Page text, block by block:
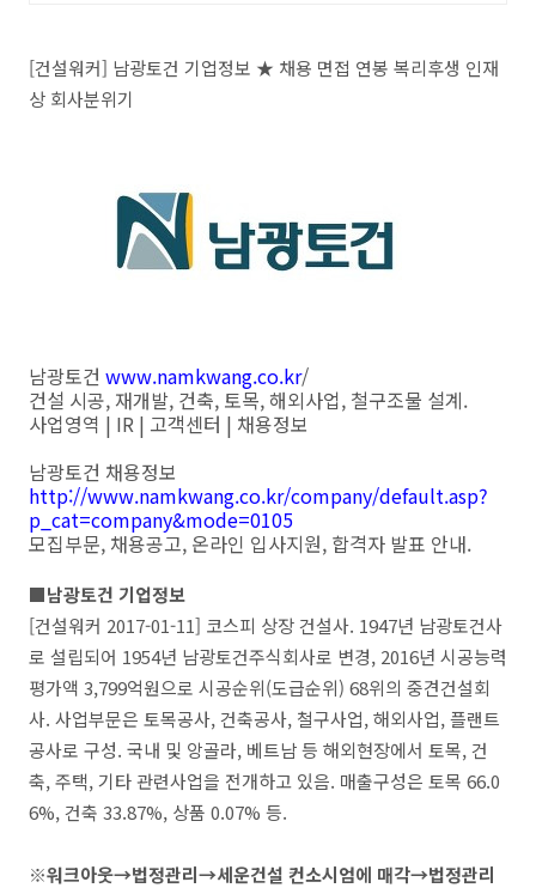
[건설워커] 남광토건 기업정보 ★ 채용 면접 연봉 복리후생 인재
상 회사분위기
남광토건 www.namkwang.co.kr/
건설 시공, 재개발, 건축, 토목, 해외사업, 철구조물 설계.
사업영역 | IR | 고객센터 | 채용정보
남광토건 채용정보
http://www.namkwang.co.kr/company/default.asp?
p_cat=company&mode=0105
모집부문, 채용공고, 온라인 입사지원, 합격자 발표 안내.
■남광토건 기업정보
[건설워커 2017-01-11] 코스피 상장 건설사. 1947년 남광토건사
로 설립되어 1954년 남광토건주식회사로 변경, 2016년 시공능력
평가액 3,799억원으로 시공순위(도급순위) 68위의 중견건설회
사. 사업부문은 토목공사, 건축공사, 철구사업, 해외사업, 플랜트
공사로 구성. 국내 및 앙골라, 베트남 등 해외현장에서 토목, 건
축, 주택, 기타 관련사업을 전개하고 있음. 매출구성은 토목 66.0
6%, 건축 33.87%, 상품 0.07% 등.
※워크아웃→법정관리→세운건설 컨소시엄에 매각→법정관리